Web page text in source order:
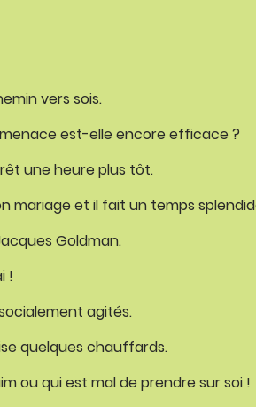
vers sois.
menace est-elle encore efficace ?
une heure plus tôt.
mariage et il fait un temps
Goldman.
!
agités.
quelques chauffards.
ou qui est mal de prendre sur soi !